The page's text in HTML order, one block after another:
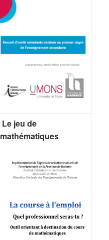
Le jeu de
mathématiques